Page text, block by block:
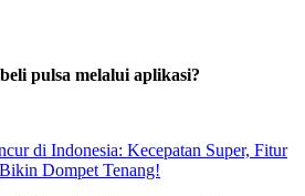
pulsa melalui aplikasi?
di Indonesia: Kecepatan Super, Fitur
Dompet Tenang!